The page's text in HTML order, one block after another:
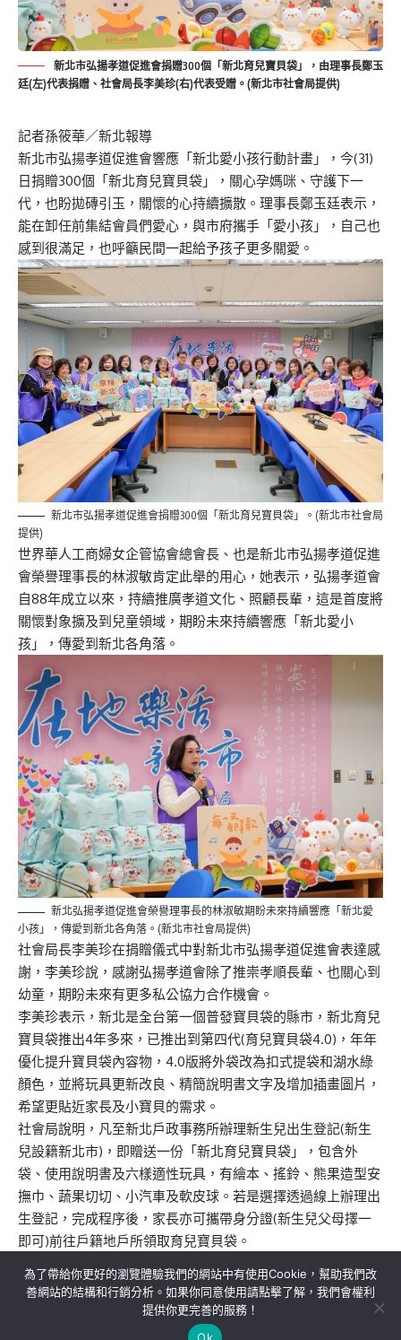
新北市弘揚孝道促進會捐贈300個「新北育兒寶貝袋」，由理事長鄭玉
廷(左)代表捐贈、社會局長李美珍(右)代表受贈。(新北市社會局提供)
記者孫筱華／新北報導
新北市弘揚孝道促進會響應「新北愛小孩行動計畫」，今(31)
日捐贈300個「新北育兒寶貝袋」，關心孕媽咪、守護下一
代，也盼拋磚引玉，關懷的心持續擴散。理事長鄭玉廷表示，
能在卸任前集結會員們愛心，與市府攜手「愛小孩」，自己也
感到很滿足，也呼籲民間一起給予孩子更多關愛。
新北市弘揚孝道促進會捐贈300個「新北育兒寶貝袋」。(新北市社會局
提供)
世界華人工商婦女企管協會總會長、也是新北市弘揚孝道促進
會榮譽理事長的林淑敏肯定此舉的用心，她表示，弘揚孝道會
自88年成立以來，持續推廣孝道文化、照顧長輩，這是首度將
關懷對象擴及到兒童領域，期盼未來持續響應「新北愛小
孩」，傳愛到新北各角落。
新北弘揚孝道促進會榮譽理事長的林淑敏期盼未來持續響應「新北愛
小孩」，傳愛到新北各角落。(新北市社會局提供)
社會局長李美珍在捐贈儀式中對新北市弘揚孝道促進會表達感
謝，李美珍說，感謝弘揚孝道會除了推崇孝順長輩、也關心到
幼童，期盼未來有更多私公協力合作機會。
李美珍表示，新北是全台第一個普發寶貝袋的縣市，新北育兒
寶貝袋推出4年多來，已推出到第四代(育兒寶貝袋4.0)，年年
優化提升寶貝袋內容物，4.0版將外袋改為扣式提袋和湖水綠
顏色，並將玩具更新改良、精簡說明書文字及增加插畫圖片，
希望更貼近家長及小寶貝的需求。
社會局說明，凡至新北戶政事務所辦理新生兒出生登記(新生
兒設籍新北市)，即贈送一份「新北育兒寶貝袋」，包含外
袋、使用說明書及六樣適性玩具，有繪本、搖鈴、熊果造型安
撫巾、蔬果切切、小汽車及軟皮球。若是選擇透過線上辦理出
生登記，完成程序後，家長亦可攜帶身分證(新生兒父母擇一
即可)前往戶籍地戶所領取育兒寶貝袋。
關於我們 隱私權政策 聯絡我們
為了帶給你更好的瀏覽體驗我們的網站中有使用Cookie，幫助我們改
善網站的結構和行銷分析。如果你同意使用請點擊了解，我們會權利
提供你更完善的服務！
Ok